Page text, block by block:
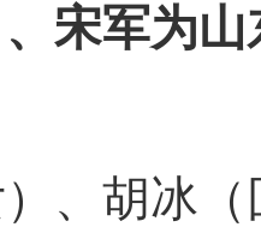
宋军为
、胡冰